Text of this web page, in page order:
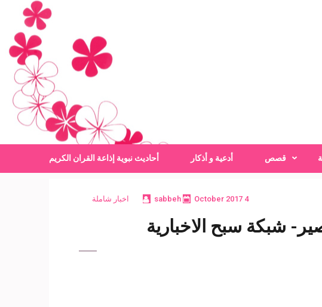
قصص أدعية و أذكار أحاديث نبوية إذاعة القران الكريم
4 October 2017
sabbeh اخبار شاملة